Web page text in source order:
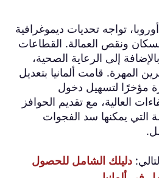
تواجه تحديات ديموغرافية
ونقص العمالة. القطاعات
إلى الرعاية الصحية،
المهرة. قامت ألمانيا بتعديل
مؤخرًا لتسهيل دخول
العالية، مع تقديم الحوافز
التي يمكنها سد الفجوات
دليلك الشامل للحصول